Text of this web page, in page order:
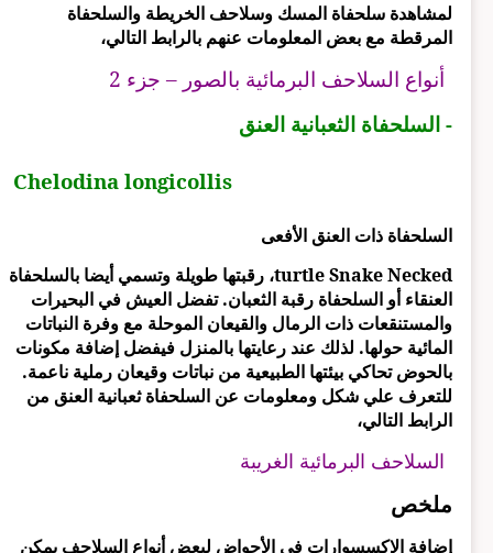
لمشاهدة سلحفاة المسك وسلاحف الخريطة والسلحفاة
المرقطة مع بعض المعلومات عنهم بالرابط التالي،
أنواع السلاحف البرمائية بالصور – جزء 2
- السلحفاة الثعبانية العنق
Chelodina longicollis
السلحفاة ذات العنق الأفعى
turtle Snake Necked، رقبتها طويلة وتسمي أيضا بالسلحفاة
العنقاء أو السلحفاة رقبة الثعبان. تفضل العيش في البحيرات
والمستنقعات ذات الرمال والقيعان الموحلة مع وفرة النباتات
المائية حولها. لذلك عند رعايتها بالمنزل فيفضل إضافة مكونات
بالحوض تحاكي بيئتها الطبيعية من نباتات وقيعان رملية ناعمة.
للتعرف علي شكل ومعلومات عن السلحفاة ثعبانية العنق من
الرابط التالي،
السلاحف البرمائية الغريبة
ملخص
إضافة الإكسسوارات في الأحواض لبعض أنواع السلاحف يمكن